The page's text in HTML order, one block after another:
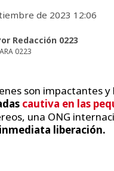
de 2023 12:06
Redacción 0223
0223
son impactantes
cautiva en las
una ONG
inmediata liberación.